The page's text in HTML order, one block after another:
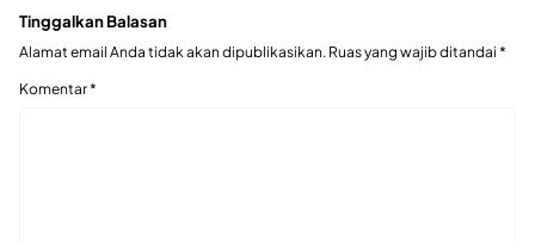
Tinggalkan Balasan
Alamat email Anda tidak akan dipublikasikan. Ruas yang wajib ditandai *
Komentar*